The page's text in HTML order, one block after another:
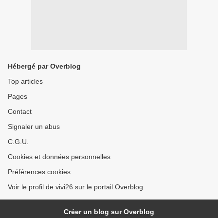
Hébergé par Overblog
Top articles
Pages
Contact
Signaler un abus
C.G.U.
Cookies et données personnelles
Préférences cookies
Voir le profil de vivi26 sur le portail Overblog
Créer un blog sur Overblog